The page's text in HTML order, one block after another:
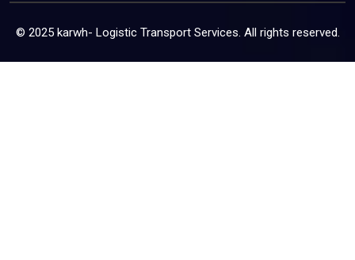
© 2025 karwh- Logistic Transport Services. All rights reserved.